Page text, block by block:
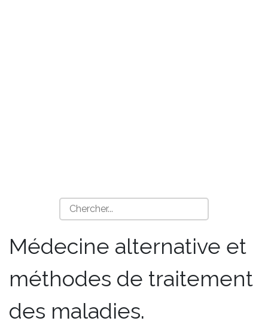
Médecine alternative et
méthodes de traitement
des maladies.